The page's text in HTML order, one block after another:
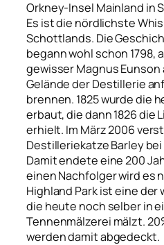
Orkney-Insel Mainland in
Es ist die nördlichste
Schottlands. Die
begann wohl schon 1798,
gewisser Magnus
Gelände der Destillerie
brennen. 1825 wurde die
erbaut, die dann 1826 die
erhielt. Im März 2006
Destilleriekatze Barley
Damit endete eine 200
einen Nachfolger wird es
Highland Park ist eine
die heute noch selber in
Tennenmälzerei mälzt.
werden damit abgedeckt.